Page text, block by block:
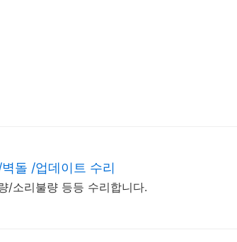
돌 /업데이트 수리
/소리불량 등등 수리합니다.